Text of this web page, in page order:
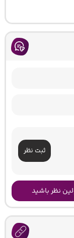
ثبت نظر
نظر باشید